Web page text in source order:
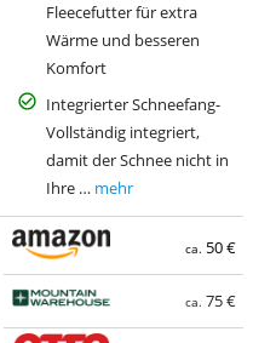
Fleecefutter für extra
Wärme und besseren
Komfort
Integrierter Schneefang-
Vollständig integriert,
damit der Schnee nicht in
Ihre … mehr
ca. 50 €
ca. 75 €